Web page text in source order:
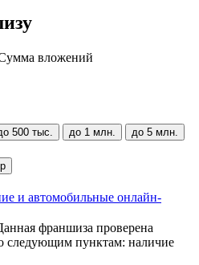
вложений
500 тыс. до 1 млн.
до 5 млн.
и автомобильные онлайн-
франшиза проверена
следующим пунктам: наличие